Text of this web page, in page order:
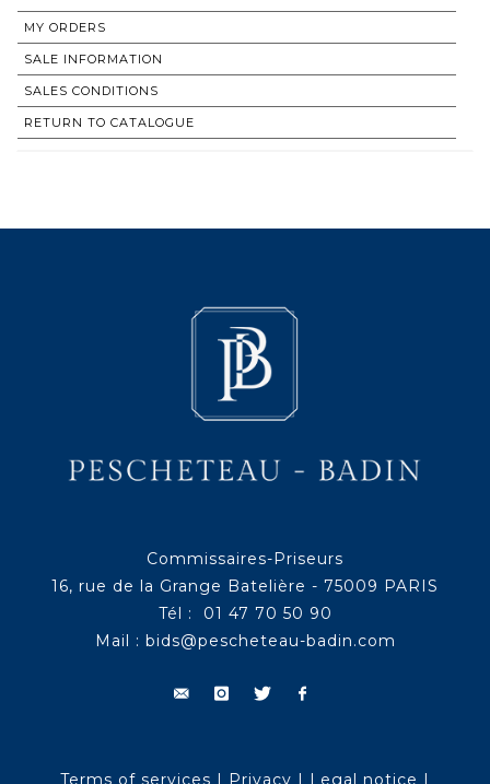
MY ORDERS
SALE INFORMATION
SALES CONDITIONS
RETURN TO CATALOGUE
Commissaires-Priseurs
16, rue de la Grange Batelière - 75009 PARIS
Tél : 01 47 70 50 90
Mail : bids@pescheteau-badin.com
Terms of services | Privacy | Legal notice |